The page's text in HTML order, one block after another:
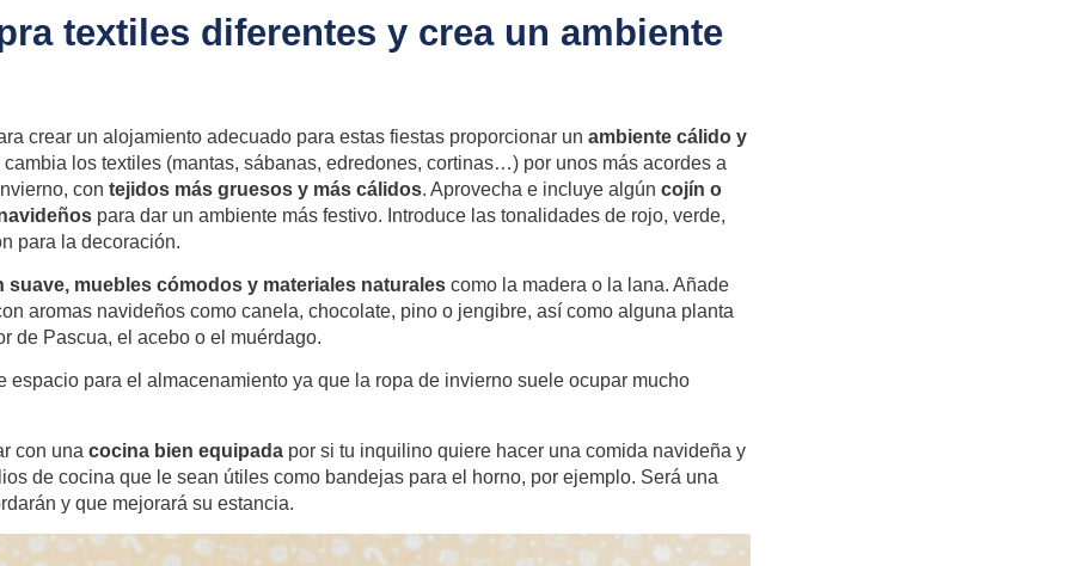
textiles diferentes y crea un ambiente
crear un alojamiento adecuado para estas fiestas proporcionar un ambiente cálido y
cambia los textiles (mantas, sábanas, edredones, cortinas…) por unos más acordes a
con tejidos más gruesos y más cálidos. Aprovecha e incluye algún cojín o
para dar un ambiente más festivo. Introduce las tonalidades de rojo, verde,
para la decoración.
suave, muebles cómodos y materiales naturales como la madera o la lana. Añade
aromas navideños como canela, chocolate, pino o jengibre, así como alguna planta
de Pascua, el acebo o el muérdago.
espacio para el almacenamiento ya que la ropa de invierno suele ocupar mucho
con una cocina bien equipada por si tu inquilino quiere hacer una comida navideña y
de cocina que le sean útiles como bandejas para el horno, por ejemplo. Será una
y que mejorará su estancia.